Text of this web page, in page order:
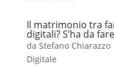
Il matrimonio tra
digitali? S’ha da
da Stefano Chiarazzo
Digitale